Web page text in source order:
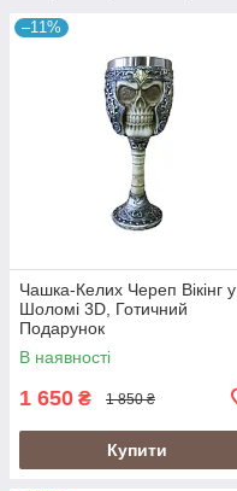
–11%
Чашка-Келих Череп Вікінг у
Шоломі 3D, Готичний
Подарунок
В наявності
1 650 ₴ 1 850 ₴
Купити